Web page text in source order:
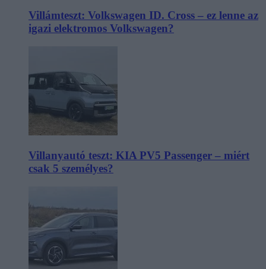
Villámteszt: Volkswagen ID. Cross – ez lenne az
igazi elektromos Volkswagen?
Villanyautó teszt: KIA PV5 Passenger – miért
csak 5 személyes?